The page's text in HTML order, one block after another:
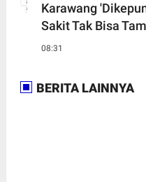
Karawang
Sakit Tak Bisa
08:31
BERITA LAINNYA